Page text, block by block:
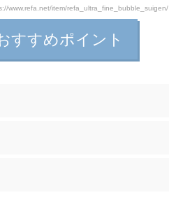
www.refa.net/item/refa_ultra_fine_bubble_suigen/
すすめポイント